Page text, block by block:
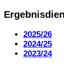
2025/26
2024/25
2023/24